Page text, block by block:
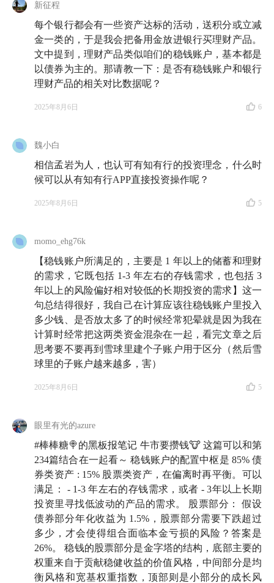
新征程
每个银行都会有一些资产达标的活动，送积分或立减
金一类的，于是我会把备用金放进银行买理财产品。
文中提到，理财产品类似咱们的稳钱账户，基本都是
以债券为主的。那请教一下：是否有稳钱账户和银行
理财产品的相关对比数据呢？
2025年8月6日 6
魏小白
相信孟岩为人，也认可有知有行的投资理念，什么时
候可以从有知有行APP直接投资操作呢？
2025年8月6日 5
momo_ehg76k
【稳钱账户所满足的，主要是 1 年以上的储蓄和理财
的需求，它既包括 1-3 年左右的存钱需求，也包括 3
年以上的风险偏好相对较低的长期投资的需求】这一
句总结得很好，我自己在计算应该往稳钱账户里投入
多少钱、是否放太多了的时候经常犯晕就是因为我在
计算时经常把这两类资金混杂在一起，看完文章之后
思考要不要再到雪球里建个子账户用于区分（然后雪
球里的子账户越来越多，害）
2025年8月6日 5
眼里有光的azure
#棒棒糖🍭的黑板报笔记 牛市要攒钱🐮 这篇可以和第
234篇结合在一起看～ 稳钱账户的配置中枢是 85% 债
券类资产 : 15% 股票类资产，在偏离时再平衡。可以
满足： - 1-3 年左右的存钱需求，或者 - 3年以上长期
投资里寻找低波动的产品的需求。 股票部分： 假设
债券部分年化收益为 1.5%，股票部分需要下跌超过
多少，才会使得组合面临本金亏损的风险？答案是
26%。 稳钱的股票部分是金字塔的结构，底部主要的
权重来自于贡献稳健收益的价值风格，中间部分是均
衡风格和宽基权重指数，顶部则是小部分的成长风